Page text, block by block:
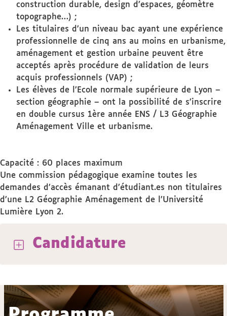
construction durable, design d’espaces, géomètre
topographe…) ;
Les titulaires d’un niveau bac ayant une expérience
professionnelle de cinq ans au moins en urbanisme,
aménagement et gestion urbaine peuvent être
acceptés après procédure de validation de leurs
acquis professionnels (VAP) ;
Les élèves de l’Ecole normale supérieure de Lyon –
section géographie – ont la possibilité de s’inscrire
en double cursus 1ère année ENS / L3 Géographie
Aménagement Ville et urbanisme.
Capacité : 60 places maximum
Une commission pédagogique examine toutes les
demandes d’accès émanant d’étudiant.es non titulaires
d’une L2 Géographie Aménagement de l’Université
Lumière Lyon 2.
Candidature